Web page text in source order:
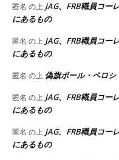
匿名 の上 JAG、FRB職員コー
にあるもの
匿名 の上 JAG、FRB職員コー
にあるもの
匿名 の上 偽旗ポール・ペロシ
匿名 の上 JAG、FRB職員コー
にあるもの
匿名 の上 JAG、FRB職員コー
にあるもの